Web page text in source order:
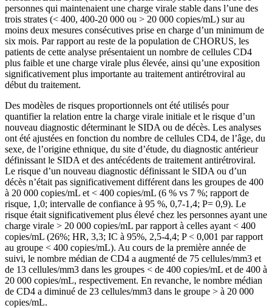
personnes qui maintenaient une charge virale stable dans l’une des
trois strates (< 400, 400-20 000 ou > 20 000 copies/mL) sur au
moins deux mesures consécutives prise en charge d’un minimum de
six mois. Par rapport au reste de la population de CHORUS, les
patients de cette analyse présentaient un nombre de cellules CD4
plus faible et une charge virale plus élevée, ainsi qu’une exposition
significativement plus importante au traitement antirétroviral au
début du traitement.
Des modèles de risques proportionnels ont été utilisés pour
quantifier la relation entre la charge virale initiale et le risque d’un
nouveau diagnostic déterminant le SIDA ou de décès. Les analyses
ont été ajustées en fonction du nombre de cellules CD4, de l’âge, du
sexe, de l’origine ethnique, du site d’étude, du diagnostic antérieur
définissant le SIDA et des antécédents de traitement antirétroviral.
Le risque d’un nouveau diagnostic définissant le SIDA ou d’un
décès n’était pas significativement différent dans les groupes de 400
à 20 000 copies/mL et < 400 copies/mL (6 % vs 7 %; rapport de
risque, 1,0; intervalle de confiance à 95 %, 0,7-1,4; P= 0,9). Le
risque était significativement plus élevé chez les personnes ayant une
charge virale > 20 000 copies/mL par rapport à celles ayant < 400
copies/mL (26%; HR, 3,3; IC à 95%, 2,5-4,4; P < 0,001 par rapport
au groupe < 400 copies/mL). Au cours de la première année de
suivi, le nombre médian de CD4 a augmenté de 75 cellules/mm3 et
de 13 cellules/mm3 dans les groupes < de 400 copies/mL et de 400 à
20 000 copies/mL, respectivement. En revanche, le nombre médian
de CD4 a diminué de 23 cellules/mm3 dans le groupe > à 20 000
copies/mL.